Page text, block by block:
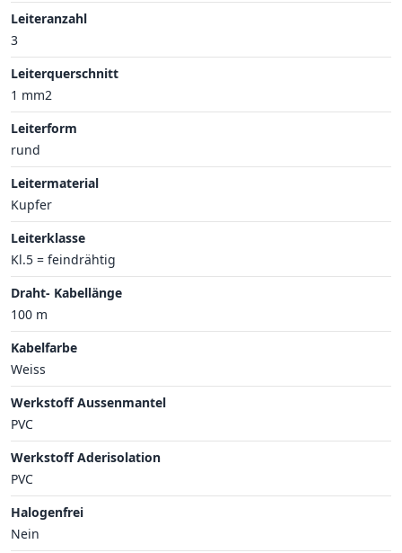
Leiteranzahl
3
Leiterquerschnitt
1 mm2
Leiterform
rund
Leitermaterial
Kupfer
Leiterklasse
Kl.5 = feindrähtig
Draht- Kabellänge
100 m
Kabelfarbe
Weiss
Werkstoff Aussenmantel
PVC
Werkstoff Aderisolation
PVC
Halogenfrei
Nein